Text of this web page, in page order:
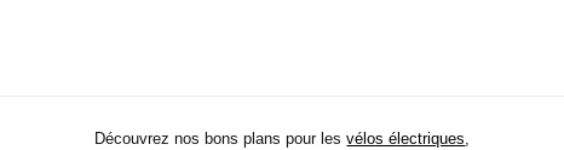
Découvrez nos bons plans pour lesvélos électriques,